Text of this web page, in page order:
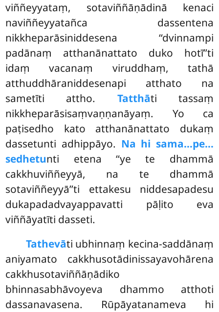
viññeyyataṃ, sotaviññāṇādinā kenaci
naviññeyyatañca dassentena
nikkheparāsiniddesena ‘‘dvinnampi
padānaṃ atthanānattato duko hotī’’ti
idaṃ vacanaṃ viruddhaṃ, tathā
atthuddhāraniddesenapi atthato na
sametīti attho. Tatthāti tassaṃ
nikkheparāsisaṃvaṇṇanāyaṃ. Yo ca
paṭisedho kato atthanānattato dukaṃ
dassetunti adhippāyo. Na hi sama…pe…
sedhetunti etena ‘‘ye te dhammā
cakkhuviññeyyā, na te dhammā
sotaviññeyyā’’ti ettakesu niddesapadesu
dukapadadvayappavatti pāḷito eva
viññāyatīti dasseti.
Tathevāti ubhinnaṃ kecina-saddānaṃ
aniyamato cakkhusotādinissayavohārena
cakkhusotaviññāṇādiko
bhinnasabhāvoyeva dhammo atthoti
dassanavasena. Rūpāyatanameva hi